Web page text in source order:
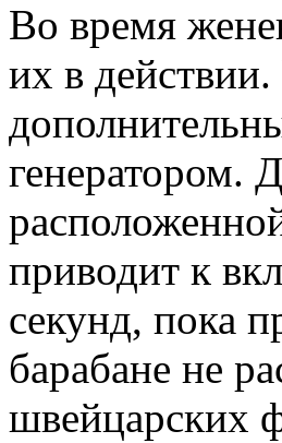
Во время
их в
генератором.
приводит к
секунд, пока
барабане не
швейцарских